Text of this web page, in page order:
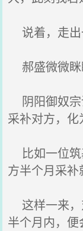
说着，走出
郝盛微微眯
阴阳御奴宗
采补对方，化
比如一位筑
方半个月采补
这样一来，
半个月内，便